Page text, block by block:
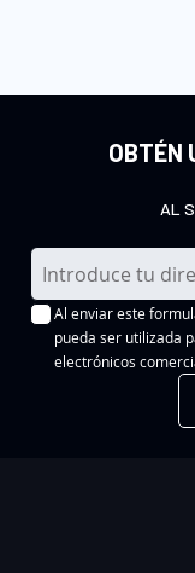
OBTÉN
AL
I
n
s
Al enviar este
pueda ser utilizada
electrónicos